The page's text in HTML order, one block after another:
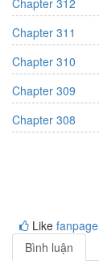
Chapter 312
Chapter 311
Chapter 310
Chapter 309
Chapter 308
Like fanpage
Bình luận